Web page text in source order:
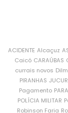
ACIDENTE Alcaçuz
Caicó CARAÚBAS
currais novos
PIRANHAS
Pagamento
POLÍCIA MILITAR
Robinson Faria